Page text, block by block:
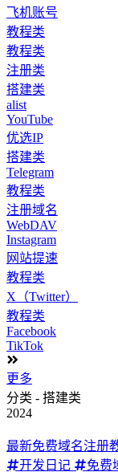
飞机账号
教程类
教程类
注册类
搭建类
alist
YouTube
优选IP
搭建类
Telegram
教程类
注册域名
WebDAV
Instagram
网站提速
教程类
X（Twitter）
教程类
Facebook
TikTok
更多
分类 - 搭建类
2024
最新免费域名注册
开发日记
免费